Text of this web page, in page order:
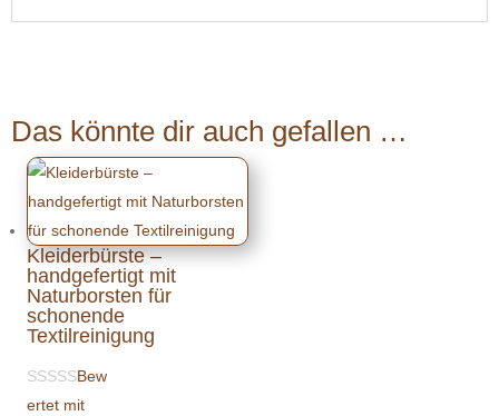
Das könnte dir auch gefallen …
Kleiderbürste –
handgefertigt mit
Naturborsten für
schonende
Textilreinigung
Bew
ertet mit